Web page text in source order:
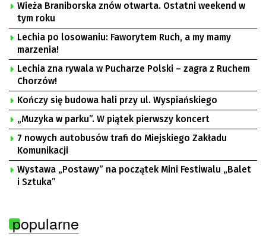
Wieża Braniborska znów otwarta. Ostatni weekend w
tym roku
Lechia po losowaniu: Faworytem Ruch, a my mamy
marzenia!
Lechia zna rywala w Pucharze Polski – zagra z Ruchem
Chorzów!
Kończy się budowa hali przy ul. Wyspiańskiego
„Muzyka w parku”. W piątek pierwszy koncert
7 nowych autobusów trafi do Miejskiego Zakładu
Komunikacji
Wystawa „Postawy” na początek Mini Festiwalu „Balet
i Sztuka”
popularne